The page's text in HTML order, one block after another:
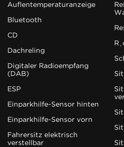
Außentemperaturanzeige
Bluetooth
CD
Dachreling
Digitaler Radioempfang
(DAB)
ESP
Einparkhilfe-Sensor hinten
Einparkhilfe-Sensor vorn
Fahrersitz elektrisch
verstellbar